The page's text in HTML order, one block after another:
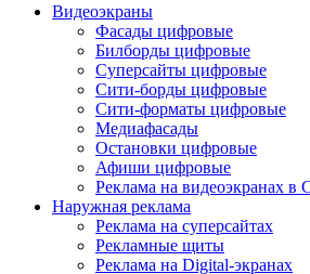
Видеоэкраны
Фасады цифровые
Билборды цифровые
Суперсайты цифровые
Сити-борды цифровые
Сити-форматы цифровые
Медиафасады
Остановки цифровые
Афиши цифровые
Реклама на видеоэкранах в
Наружная реклама
Реклама на суперсайтах
Рекламные щиты
Реклама на Digital-экранах